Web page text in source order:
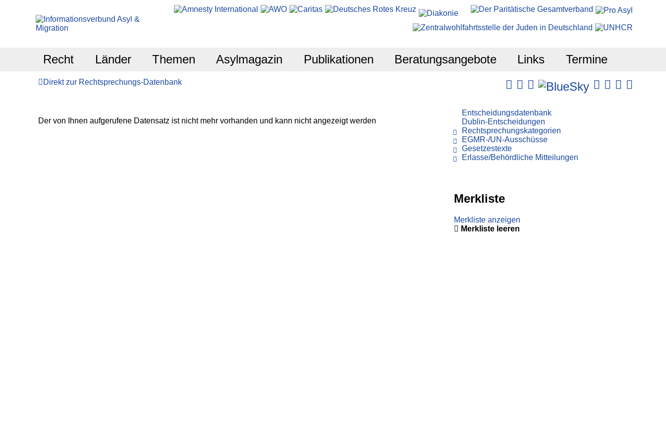
Recht Länder Themen Asylmagazin Publikationen Beratungsangebote Links Termine
Direkt zur Rechtsprechungs-Datenbank
Der von Ihnen aufgerufene Datensatz ist nicht mehr vorhanden und kann nicht angezeigt werden
Entscheidungsdatenbank
Dublin-Entscheidungen
Rechtsprechungskategorien
EGMR-/UN-Ausschüsse
Gesetzestexte
Erlasse/Behördliche Mitteilungen
Merkliste
Merkliste anzeigen
Merkliste leeren